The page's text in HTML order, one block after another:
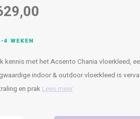
4 WEKEN
kennis met het Acsento Chania vloerkleed,
indoor & outdoor vloerkleed is
en prakLees meer